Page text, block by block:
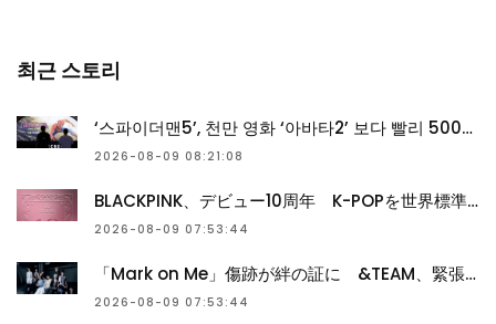
최근 스토리
‘스파이더맨5’, 천만 영화 ‘아바타2’ 보다 빨리 500만 돌파
2026-08-09 08:21:08
BLACKPINK、デビュー10周年 K-POPを世界標準へ押し上げた4人
2026-08-09 07:53:44
「Mark on Me」傷跡が絆の証に &TEAM、緊張感漂う新ビジュアル公開
2026-08-09 07:53:44